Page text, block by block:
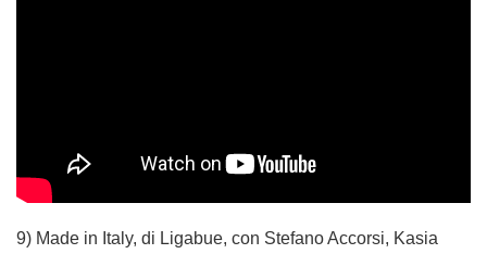
9) Made in Italy, di Ligabue, con Stefano Accorsi, Kasia